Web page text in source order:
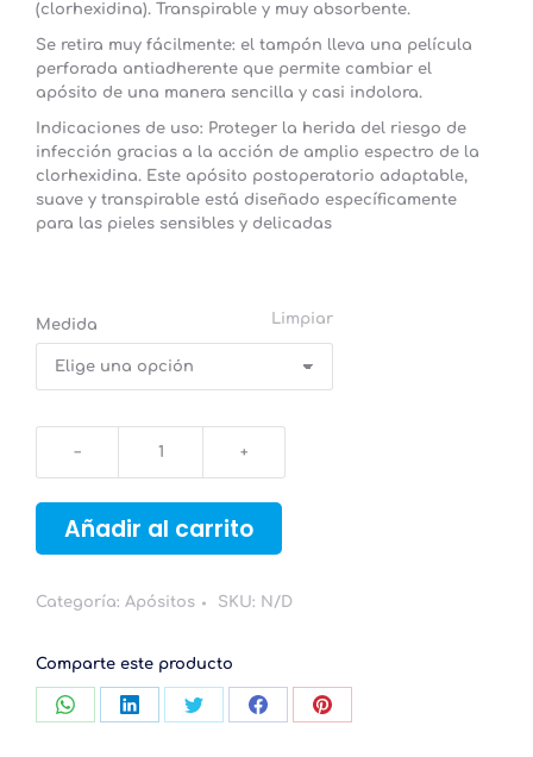
(clorhexidina). Transpirable y muy absorbente.
Se retira muy fácilmente: el tampón lleva una película
perforada antiadherente que permite cambiar el
apósito de una manera sencilla y casi indolora.
Indicaciones de uso: Proteger la herida del riesgo de
infección gracias a la acción de amplio espectro de la
clorhexidina. Este apósito postoperatorio adaptable,
suave y transpirable está diseñado específicamente
para las pieles sensibles y delicadas
Medida Limpiar
SOFFIX
MED
Cajas
uds.
SOLUTION
cantidad
Añadir al carrito
Categoría: Apósitos SKU: N/D
Comparte este producto
CompartirCompartirCompartirCompartirCompartir